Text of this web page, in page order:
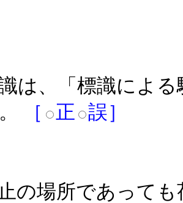
は、「標識によ
［ 正 誤］
の場所であって